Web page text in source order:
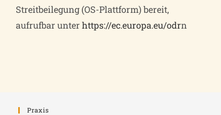
Streitbeilegung (OS-Plattform) bereit,
aufrufbar unterhttps://ec.europa.eu/odrn
Praxis